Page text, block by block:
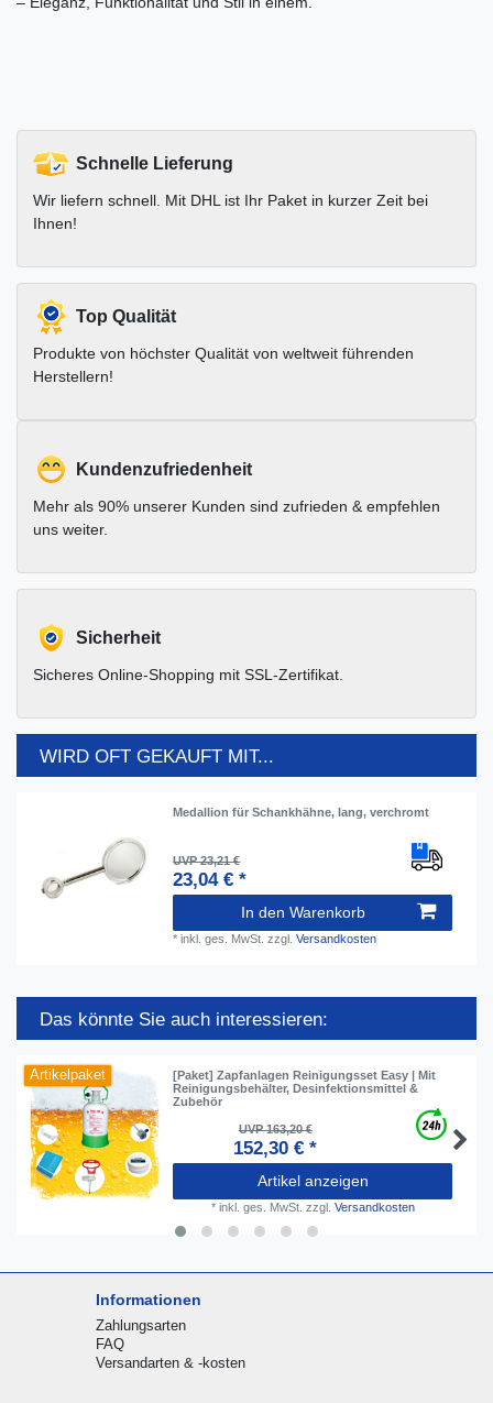
Schnelle Lieferung
Wir liefern schnell. Mit DHL ist Ihr Paket in kurzer Zeit bei
Ihnen!
Top Qualität
Produkte von höchster Qualität von weltweit führenden
Herstellern!
Kundenzufriedenheit
Mehr als 90% unserer Kunden sind zufrieden & empfehlen
uns weiter.
Sicherheit
Sicheres Online-Shopping mit SSL-Zertifikat.
WIRD OFT GEKAUFT MIT...
Medallion für Schankhähne, lang, verchromt
UVP 23,21 €
23,04 € *
In den Warenkorb
*inkl. ges. MwSt. zzgl.Versandkosten
Das könnte Sie auch interessieren:
Artikelpaket
[Paket] Zapfanlagen Reinigungsset Easy | Mit
Reinigungsbehälter, Desinfektionsmittel &
Zubehör
UVP 163,20 €
152,30 € *
Artikel anzeigen
* inkl. ges. MwSt. zzgl. Versandkosten
Informationen
Zahlungsarten
FAQ
Versandarten & -kosten